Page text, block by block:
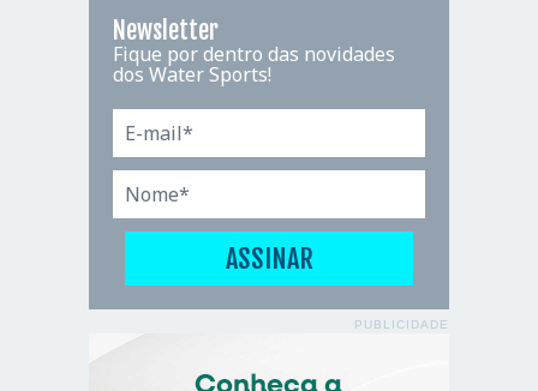
Newsletter
Fique por dentro das novidades
dos Water Sports!
PUBLICIDADE